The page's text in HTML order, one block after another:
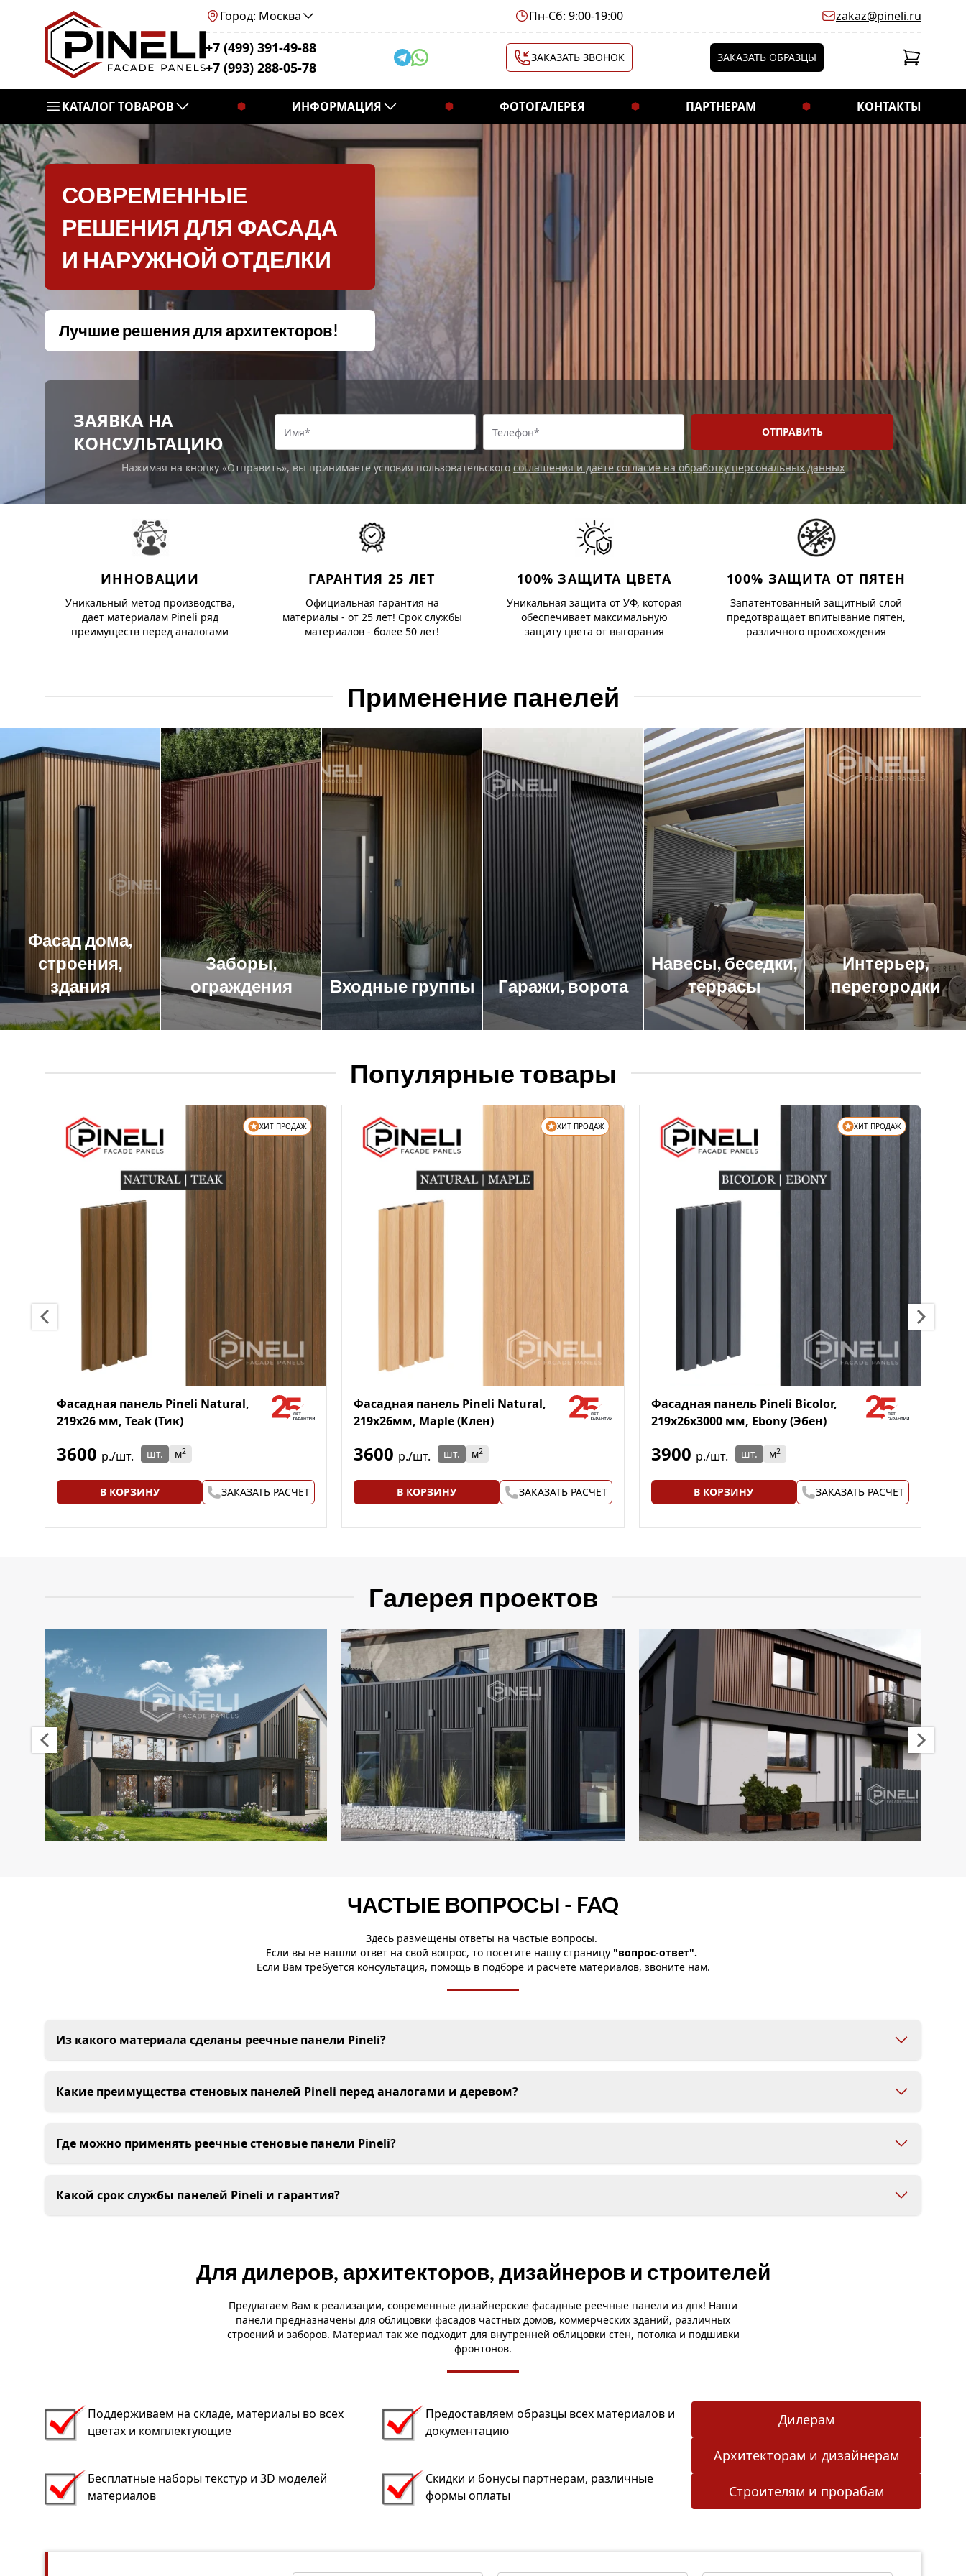
Город: Москва Пн-Сб: 9:00-19:00 zakaz@pineli.ru
+7 (499) 391-49-88
+7 (993) 288-05-78
ЗАКАЗАТЬ ЗВОНОК ЗАКАЗАТЬ ОБРАЗЦЫ
КАТАЛОГ ТОВАРОВ ИНФОРМАЦИЯ ФОТОГАЛЕРЕЯ ПАРТНЕРАМ КОНТАКТЫ
СОВРЕМЕННЫЕ
РЕШЕНИЯ ДЛЯ ФАСАДА
И НАРУЖНОЙ ОТДЕЛКИ
Лучшие решения для архитекторов!
ЗАЯВКА НА
КОНСУЛЬТАЦИЮ
Нажимая на кнопку «Отправить», вы принимаете условия пользовательского соглашения и даете согласие на обработку персональных данных
ИННОВАЦИИ
Уникальный метод производства,
дает материалам Pineli ряд
преимуществ перед аналогами
ГАРАНТИЯ 25 ЛЕТ
Официальная гарантия на
материалы - от 25 лет! Срок службы
материалов - более 50 лет!
100% ЗАЩИТА ЦВЕТА
Уникальная защита от УФ, которая
обеспечивает максимальную
защиту цвета от выгорания
100% ЗАЩИТА ОТ ПЯТЕН
Запатентованный защитный слой
предотвращает впитывание пятен,
различного происхождения
Применение панелей
Фасад дома,
строения,
здания
Заборы,
ограждения
Входные группы Гаражи, ворота
Навесы, беседки,
террасы
Интерьер,
перегородки
Популярные товары
ХИТ ПРОДАЖ
Фасадная панель Pineli Natural,
219х26 мм, Teak (Тик)
3600 р./шт. шт. м2
В КОРЗИНУ ЗАКАЗАТЬ РАСЧЕТ
ХИТ ПРОДАЖ
Фасадная панель Pineli Natural,
219х26мм, Maple (Клен)
3600 р./шт. шт. м2
В КОРЗИНУ ЗАКАЗАТЬ РАСЧЕТ
ХИТ ПРОДАЖ
Фасадная панель Pineli Bicolor,
219х26х3000 мм, Ebony (Эбен)
3900 р./шт. шт. м2
В КОРЗИНУ ЗАКАЗАТЬ РАСЧЕТ
Галерея проектов
ЧАСТЫЕ ВОПРОСЫ - FAQ
Здесь размещены ответы на частые вопросы.
Если вы не нашли ответ на свой вопрос, то посетите нашу страницу "вопрос-ответ".
Если Вам требуется консультация, помощь в подборе и расчете материалов, звоните нам.
Из какого материала сделаны реечные панели Pineli?
Какие преимущества стеновых панелей Pineli перед аналогами и деревом?
Где можно применять реечные стеновые панели Pineli?
Какой срок службы панелей Pineli и гарантия?
Для дилеров, архитекторов, дизайнеров и строителей
Предлагаем Вам к реализации, современные дизайнерские фасадные реечные панели из дпк! Наши
панели предназначены для облицовки фасадов частных домов, коммерческих зданий, различных
строений и заборов. Материал так же подходит для внутренней облицовки стен, потолка и подшивки
фронтонов.
Поддерживаем на складе, материалы во всех
цветах и комплектующие
Предоставляем образцы всех материалов и
документацию
Бесплатные наборы текстур и 3D моделей
материалов
Скидки и бонусы партнерам, различные
формы оплаты
Дилерам
Архитекторам и дизайнерам
Строителям и прорабам